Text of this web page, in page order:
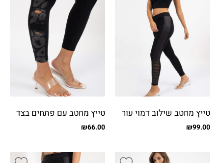
טייץ מחטב שילוב דמוי עור
פפיונים
₪99.00
טייץ מחטב עם פתחים בצד
ודפוס₪66.00